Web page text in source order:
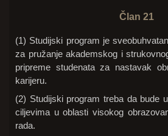
Član 21
(1) Studijski program je
za pružanje akademskog i
pripreme studenata za nastavak
karijeru.
(2) Studijski program treba da bude
ciljevima u oblasti visokog
rada.